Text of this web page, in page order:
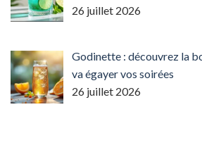
26 juillet 2026
Godinette : découvrez la
va égayer vos soirées
26 juillet 2026